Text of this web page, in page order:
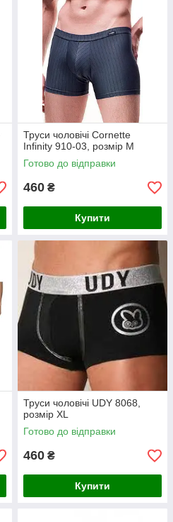
Труси чоловічі Cornette
Infinity 910-03, розмір М
Готово до відправки
460 ₴
Купити
Труси чоловічі UDY 8068,
розмір XL
Готово до відправки
460 ₴
Купити